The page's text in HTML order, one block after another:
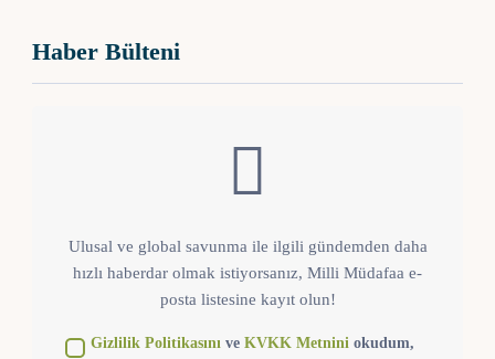
Haber Bülteni
Ulusal ve global savunma ile ilgili gündemden daha
hızlı haberdar olmak istiyorsanız, Milli Müdafaa e-
posta listesine kayıt olun!
Gizlilik Politikasını ve KVKK Metnini okudum,